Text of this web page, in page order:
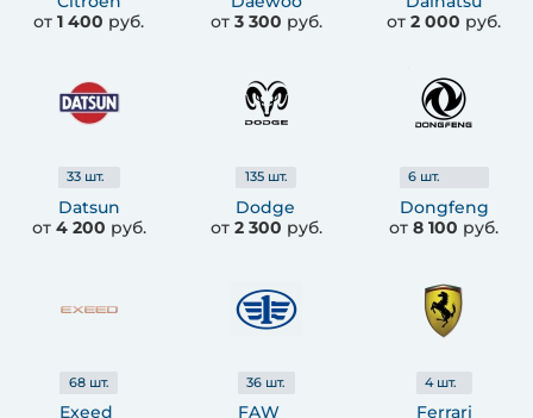
от1 400 руб.
от 3 300 руб.
от2 000 руб.
33 шт.
Datsun
от 4 200 руб.
135шт.
Dodge
от 2 300 руб.
6 шт.
Dongfeng
от8 100 руб.
68шт.
Exeed
36 шт.
FAW
4шт.
Ferrari